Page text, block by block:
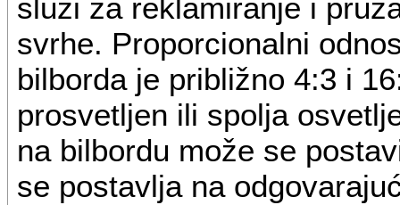
služi za reklamiranje i
svrhe. Proporcionalni
bilborda je približno 4:3 i
prosvetljen ili spolja
na bilbordu može se
se postavlja na